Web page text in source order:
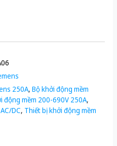
250A, Bộ khởi động mềm
động mềm 200-690V 250A,
DC, Thiết bị khởi động mềm